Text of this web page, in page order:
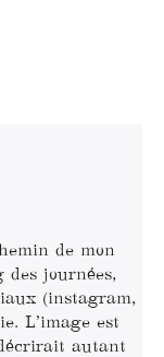
de mon
journées,
(instagram,
L’image est
autant